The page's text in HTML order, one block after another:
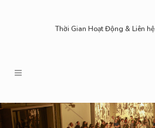
Thời Gian Hoạt Động & Liên hệ